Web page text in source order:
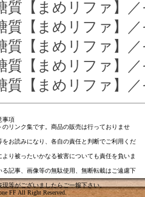
質【まめリファ】
質【まめリファ】
質【まめリファ】
質【まめリファ】
質【まめリファ】
事項
のリンク集です。商品の販売は行っておりませ
をお読みになり、各自の責任と判断でご利用くだ
より被ったいかなる被害についても責任を負いま
る記事、画像等の無駄使用、無断転載はご遠慮下
現等がございましたら ご一報下さい
FF All Right Reserved.